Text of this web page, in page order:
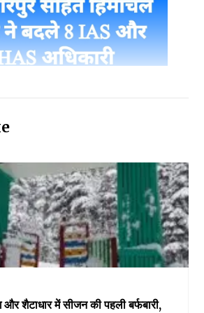
और शैटाधार में सीजन की पहली बर्फबारी,